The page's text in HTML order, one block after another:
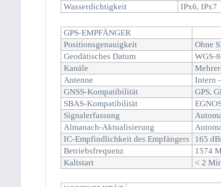
Wasserdichtigkeit
IPx6, IPx7
GPS-EMPFÄNGER
Positionsgenauigkeit
Ohne
Geodätisches Datum
WGS-
Kanäle
Antenne
Intern
GNSS-Kompatibilität
GPS,
SBAS-Kompatibilität
Signalerfassung
Almanach-Aktualisierung
IC-Empfindlichkeit des Empfängers
165
Betriebsfrequenz
1574
Kaltstart
< 2